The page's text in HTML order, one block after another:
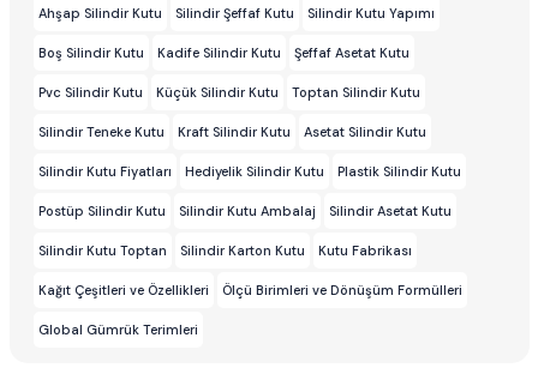
Ahşap Silindir Kutu Silindir Şeffaf Kutu Silindir Kutu Yapımı
Boş Silindir Kutu Kadife Silindir Kutu Şeffaf Asetat Kutu
Pvc Silindir Kutu Küçük Silindir Kutu Toptan Silindir Kutu
Silindir Teneke Kutu Kraft Silindir Kutu Asetat Silindir Kutu
Silindir Kutu Fiyatları Hediyelik Silindir Kutu Plastik Silindir Kutu
Postüp Silindir Kutu Silindir Kutu Ambalaj Silindir Asetat Kutu
Silindir Kutu Toptan Silindir Karton Kutu Kutu Fabrikası
Kağıt Çeşitleri ve Özellikleri Ölçü Birimleri ve Dönüşüm Formülleri
Global Gümrük Terimleri